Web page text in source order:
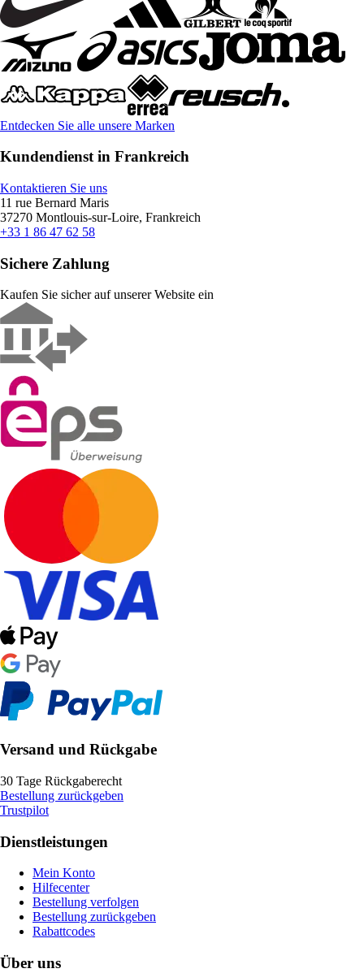
Entdecken Sie alle unsere Marken
Kundendienst in Frankreich
Kontaktieren Sie uns
11 rue Bernard Maris
37270 Montlouis-sur-Loire, Frankreich
+33 1 86 47 62 58
Sichere Zahlung
Kaufen Sie sicher auf unserer Website ein
Versand und Rückgabe
30 Tage Rückgaberecht
Bestellung zurückgeben
Trustpilot
Dienstleistungen
Mein Konto
Hilfecenter
Bestellung verfolgen
Bestellung zurückgeben
Rabattcodes
Über uns